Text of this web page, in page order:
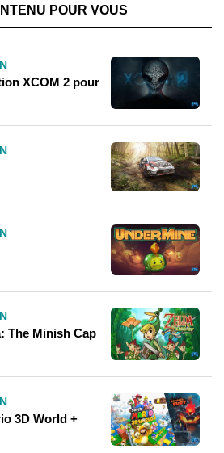
POUR VOUS
XCOM 2 pour
The Minish Cap
3D World +